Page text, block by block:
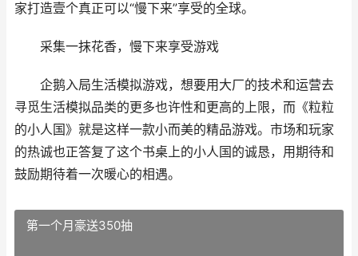
家打造壹个真正可以“慢下来”享受的全球。
采集一抹花香，慢下来享受游戏
企鹅入局生活模拟游戏，想要用大厂的技术和运营去
寻觅生活模拟品类的更多也许性和更高的上限，而《粒粒
的小人国》就是这样一款小而美的精品游戏。市场和玩家
的热诚也正答复了这个书桌上的小人国的诚恳，用期待和
鼓励期待着一次暖心的相遇。
第一个月豪送350抽